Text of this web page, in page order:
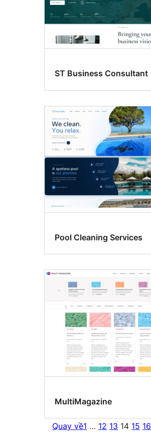
ST Business Consultant
Pool Cleaning Services
MultiMagazine
Quay về1 … 12 13 14 15 16